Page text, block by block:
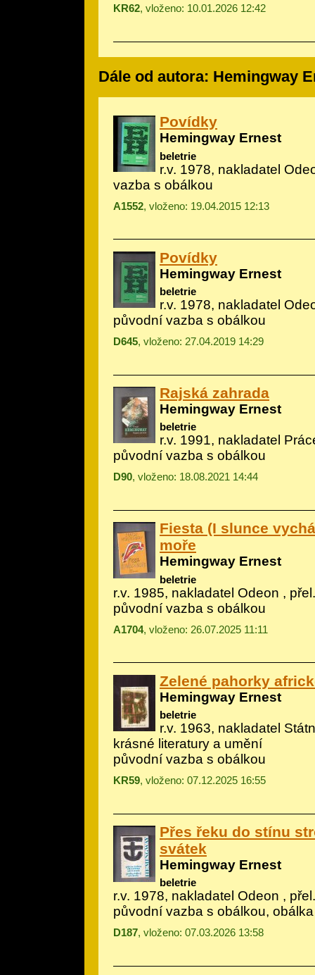
KR62, vloženo: 10.01.2026 12:42
Dále od autora: Hemingway
Povídky
Hemingway Ernest
beletrie
r.v. 1978, nakladatel
vazba s obálkou
A1552, vloženo: 19.04.2015 12:13
Povídky
Hemingway Ernest
beletrie
r.v. 1978, nakladatel
původní vazba s obálkou
D645, vloženo: 27.04.2019 14:29
Rajská zahrada
Hemingway Ernest
beletrie
r.v. 1991, nakladatel
původní vazba s obálkou
D90, vloženo: 18.08.2021 14:44
Fiesta (I slunce
moře
Hemingway Ernest
beletrie
r.v. 1985, nakladatel Odeon ,
původní vazba s obálkou
A1704, vloženo: 26.07.2025 11:11
Zelené pahorky
Hemingway Ernest
beletrie
r.v. 1963, nakladatel
krásné literatury a umění
původní vazba s obálkou
KR59, vloženo: 07.12.2025 16:55
Přes řeku do stínu
svátek
Hemingway Ernest
beletrie
r.v. 1978, nakladatel Odeon ,
původní vazba s obálkou,
D187, vloženo: 07.03.2026 13:58